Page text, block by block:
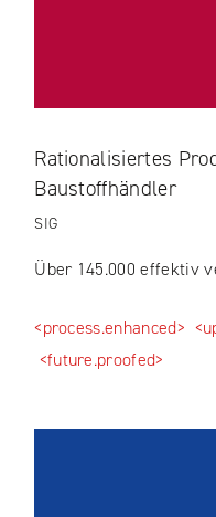
Rationalisiertes
Baustoffhändler
SIG
Über 145.000 effektiv
<process.enhanced>
<future.proofed>